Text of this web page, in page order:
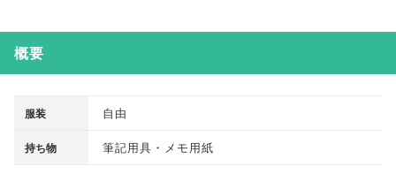
概要
服装 自由
持ち物 筆記用具・メモ用紙